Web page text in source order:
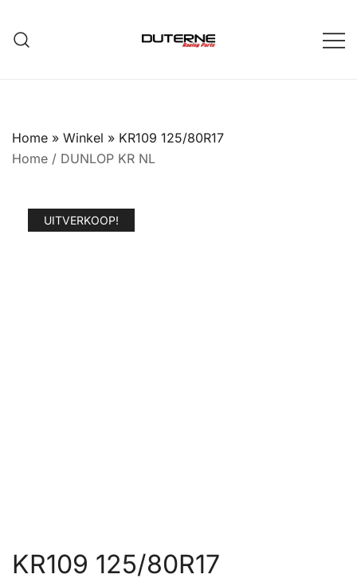
naar
Home » Winkel » KR109 125/80R17
Home / DUNLOP KR NL
UITVERKOOP!
KR109 125/80R17